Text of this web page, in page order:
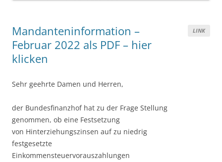
LINK
Mandanteninformation –
Februar 2022 als PDF – hier
klicken
Sehr geehrte Damen und Herren,
der Bundesfinanzhof hat zu der Frage Stellung
genommen, ob eine Festsetzung
von Hinterziehungszinsen auf zu niedrig
festgesetzte
Einkommensteuervorauszahlungen